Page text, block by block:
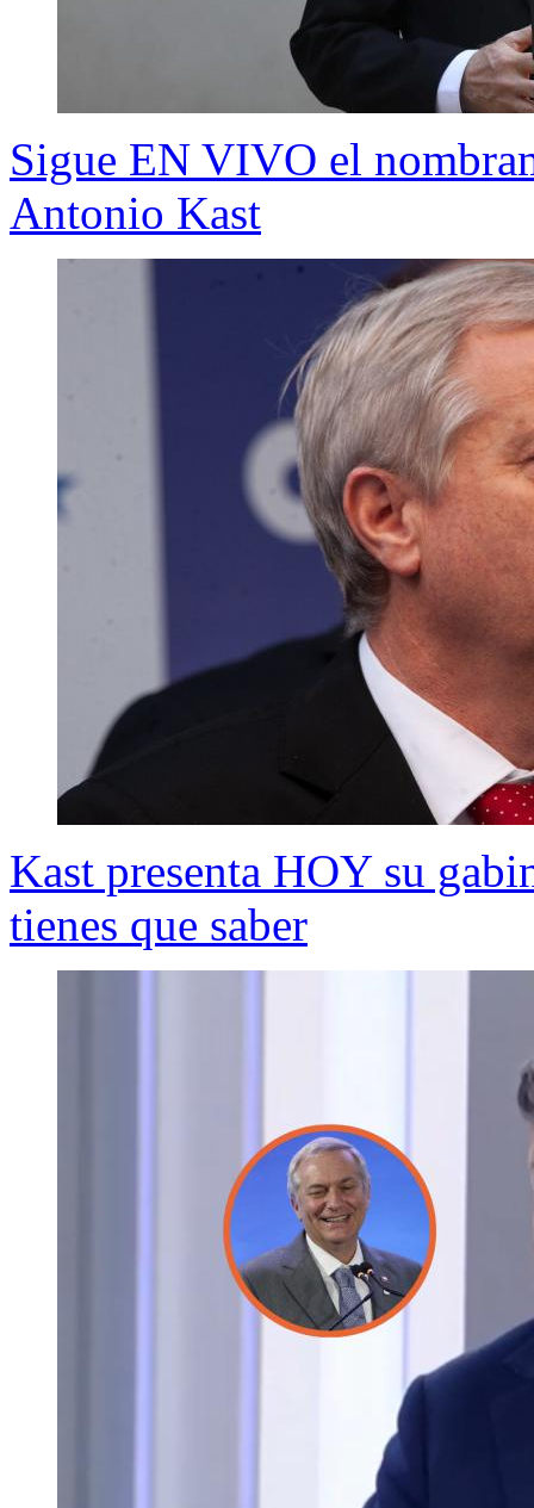
Sigue EN VIVO el
Antonio Kast
Kast presenta HOY su
tienes que saber